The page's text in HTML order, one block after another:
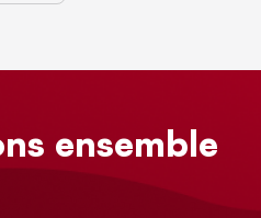
ensemble